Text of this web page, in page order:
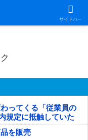
サイドバー
ってくる「従業員の
規定に抵触していた
を販売